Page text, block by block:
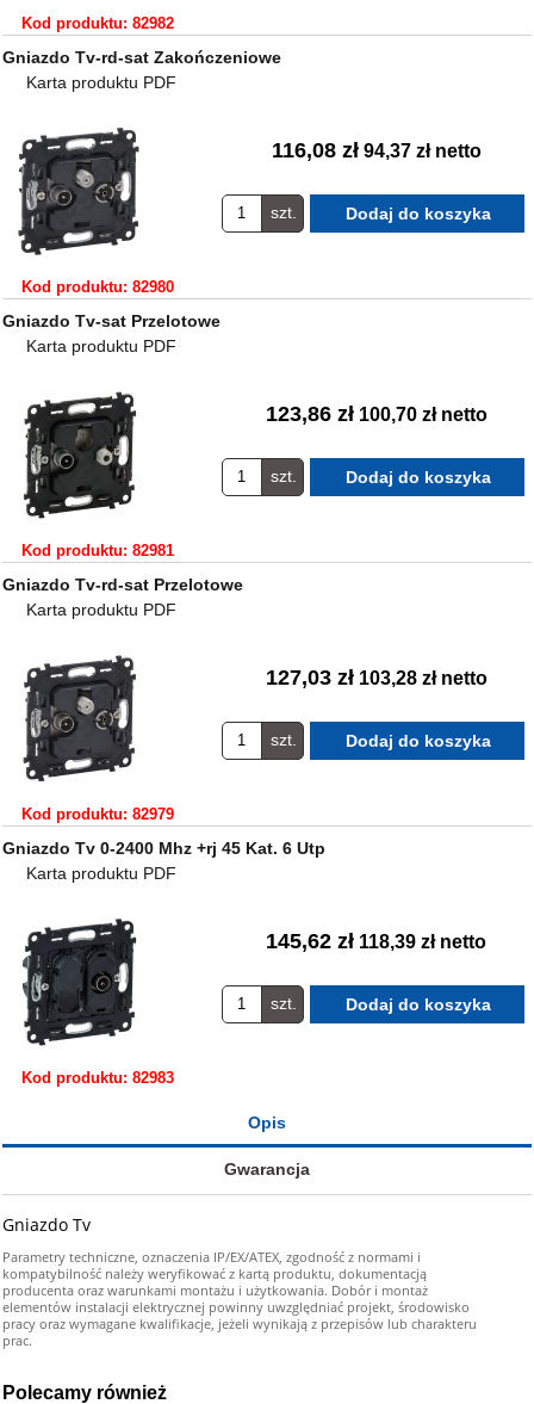
Kod produktu: 82982
Gniazdo Tv-rd-sat Zakończeniowe
Karta produktu PDF
Kod produktu: 82980
116,08 zł 94,37 zł netto
szt.
Gniazdo Tv-sat Przelotowe
Karta produktu PDF
Kod produktu: 82981
123,86 zł 100,70 zł netto
szt.
Gniazdo Tv-rd-sat Przelotowe
Karta produktu PDF
Kod produktu: 82979
127,03 zł 103,28 zł netto
szt.
Gniazdo Tv 0-2400 Mhz +rj 45 Kat. 6 Utp
Karta produktu PDF
Kod produktu: 82983
145,62 zł 118,39 zł netto
szt.
Opis
Gwarancja
Gniazdo Tv
Parametry techniczne, oznaczenia IP/EX/ATEX, zgodność z normami i
kompatybilność należy weryfikować z kartą produktu, dokumentacją
producenta oraz warunkami montażu i użytkowania. Dobór i montaż
elementów instalacji elektrycznej powinny uwzględniać projekt, środowisko
pracy oraz wymagane kwalifikacje, jeżeli wynikają z przepisów lub charakteru
prac.
Polecamy również